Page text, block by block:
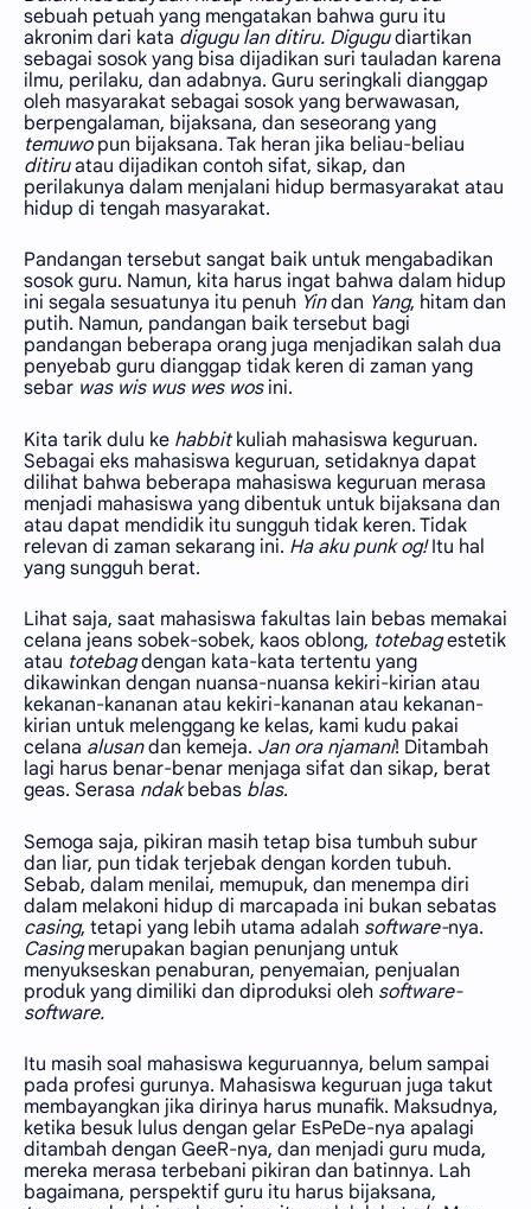
sebuah petuah yang mengatakan bahwa guru itu
akronim dari kata digugu lan ditiru. Digugudiartikan
sebagai sosok yang bisa dijadikan suri tauladan karena
ilmu, perilaku, dan adabnya. Guru seringkali dianggap
oleh masyarakat sebagai sosok yang berwawasan,
berpengalaman, bijaksana, dan seseorang yang
temuwopun bijaksana.Tak heran jika beliau-beliau
ditiruatau dijadikan contoh sifat, sikap, dan
perilakunya dalam menjalani hidup bermasyarakat atau
hidup di tengah masyarakat.
Pandangan tersebut sangat baik untuk mengabadikan
sosok guru. Namun, kita harus ingat bahwa dalam hidup
ini segala sesuatunya itu penuh Yindan Yang, hitam dan
putih. Namun, pandangan baik tersebut bagi
pandangan beberapa orang juga menjadikan salah dua
penyebab guru dianggap tidak keren di zaman yang
sebar was wis wus wes wosini.
Kita tarik dulu ke habbit kuliah mahasiswa keguruan.
Sebagai eks mahasiswa keguruan, setidaknya dapat
dilihat bahwa beberapa mahasiswa keguruan merasa
menjadi mahasiswa yang dibentuk untuk bijaksana dan
atau dapat mendidik itu sungguh tidak keren. Tidak
relevan di zaman sekarang ini. Ha aku punk og!Itu hal
yang sungguh berat.
Lihat saja, saat mahasiswa fakultas lain bebas memakai
celana jeans sobek-sobek, kaos oblong, totebagestetik
atau totebagdengan kata-kata tertentu yang
dikawinkan dengan nuansa-nuansa kekiri-kirian atau
kekanan-kananan atau kekiri-kananan atau kekanan-
kirian untuk melenggang ke kelas, kami kudu pakai
celana alusandan kemeja. Jan ora njamani! Ditambah
lagi harus benar-benar menjaga sifat dan sikap, berat
geas. Serasa ndakbebas blas.
Semoga saja, pikiran masih tetap bisa tumbuh subur
dan liar, pun tidak terjebak dengan korden tubuh.
Sebab, dalam menilai, memupuk, dan menempa diri
dalam melakoni hidup di marcapada ini bukan sebatas
casing, tetapi yang lebih utama adalah software-nya.
Casingmerupakan bagian penunjang untuk
menyukseskan penaburan, penyemaian, penjualan
produk yang dimiliki dan diproduksi oleh software-
software.
Itu masih soal mahasiswa keguruannya, belum sampai
pada profesi gurunya. Mahasiswa keguruan juga takut
membayangkan jika dirinya harus munafik. Maksudnya,
ketika besuk lulus dengan gelar EsPeDe-nya apalagi
ditambah dengan GeeR-nya, dan menjadi guru muda,
mereka merasa terbebani pikiran dan batinnya. Lah
bagaimana, perspektif guru itu harus bijaksana,